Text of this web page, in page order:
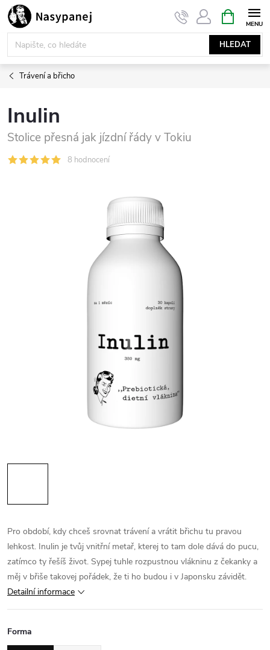
Přejít
na
obsah
HLEDAT
NÁKUPNÍ
KOŠÍK
Trávení a břicho
Inulin
Stolice přesná jak jízdní řády v Tokiu
8 hodnocení
Pro období, kdy chceš srovnat trávení a vrátit břichu tu pravou
lehkost. Inulin je tvůj vnitřní metař, kterej to tam dole dává do pucu,
zatímco ty řešíš život. Sypej tuhle rozpustnou vlákninu z čekanky a
měj v břiše takovej pořádek, že ti ho budou i v Japonsku závidět.
Detailní informace
Forma